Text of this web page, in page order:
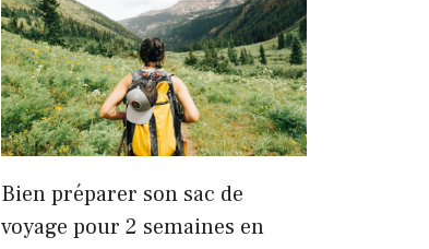
Bien préparer son sac de
voyage pour 2 semaines en